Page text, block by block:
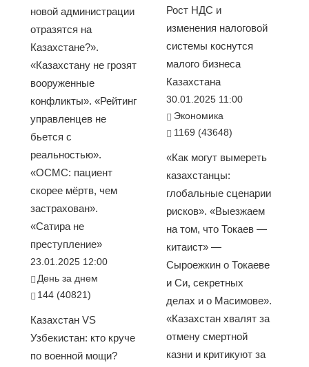
новой администрации
отразятся на
Казахстане?».
«Казахстану не грозят
вооруженные
конфликты». «Рейтинг
управленцев не
бьется с
реальностью».
«ОСМС: пациент
скорее мёртв, чем
застрахован».
«Сатира не
преступление»
23.01.2025 12:00
День за днем
144 (40821)
Казахстан VS
Узбекистан: кто круче
по военной мощи?
Рост НДС и
изменения налоговой
системы коснутся
малого бизнеса
Казахстана
30.01.2025 11:00
Экономика
1169 (43648)
«Как могут вымереть
казахстанцы:
глобальные сценарии
рисков». «Выезжаем
на том, что Токаев —
китаист» —
Сыроежкин о Токаеве
и Си, секретных
делах и о Масимове».
«Казахстан хвалят за
отмену смертной
казни и критикуют за